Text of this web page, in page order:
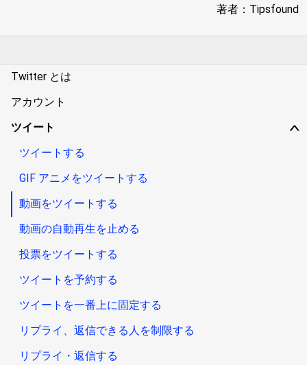
著者：Tipsfound
Twitter とは
アカウント
∨
ツイート
ツイートする
GIF アニメをツイートする
動画をツイートする
動画の自動再生を止める
投票をツイートする
ツイートを予約する
ツイートを一番上に固定する
リプライ、返信できる人を制限する
リプライ・返信する